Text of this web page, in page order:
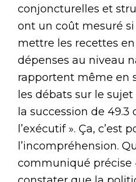
conjoncturelles et
ont un coût mesuré si
mettre les recettes
dépenses au niveau
rapportent même en
les débats sur le
la succession de 49.3
l’exécutif ». Ça, c’est
l’incompréhension.
communiqué précise